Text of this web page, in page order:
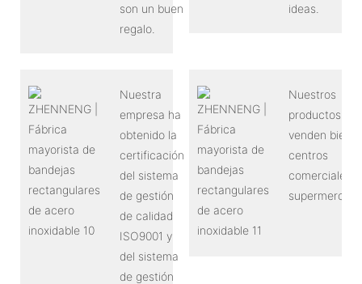
son un buen
regalo.
ideas.
Nuestra
empresa ha
obtenido la
certificación
del sistema
de gestión
de calidad
ISO9001 y
del sistema
de gestión
Nuestros
productos se
venden bien
centros
comerciales y